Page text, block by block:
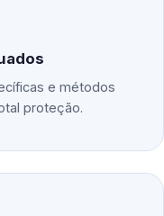
e métodos
proteção.